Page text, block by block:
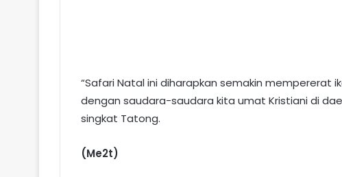
“Safari Natal ini diharapkan semakin
dengan saudara-saudara kita umat Kristiani di
singkat Tatong.
(Me2t)